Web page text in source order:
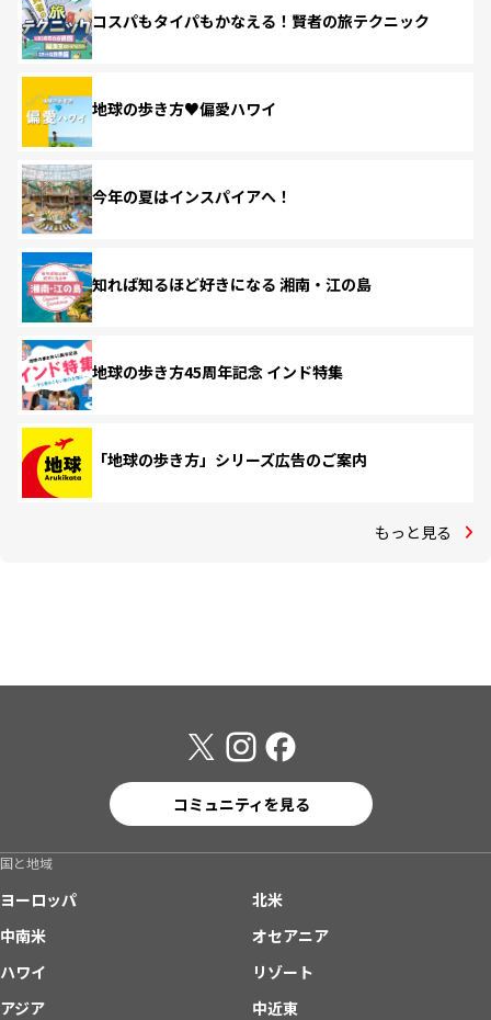
コスパもタイパもかなえる！賢者の旅テクニック
地球の歩き方♥偏愛ハワイ
今年の夏はインスパイアへ！
知れば知るほど好きになる 湘南・江の島
地球の歩き方45周年記念 インド特集
「地球の歩き方」シリーズ広告のご案内
もっと見る
コミュニティを見る
国と地域
ヨーロッパ
北米
中南米
オセアニア
ハワイ
リゾート
アジア
中近東